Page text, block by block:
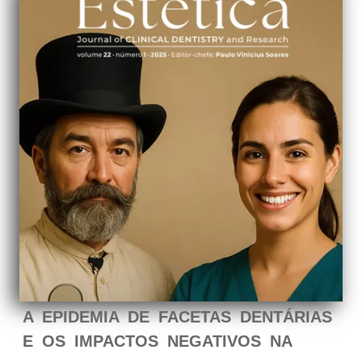
A EPIDEMIA DE FACETAS DENTÁRIAS
E OS IMPACTOS NEGATIVOS NA